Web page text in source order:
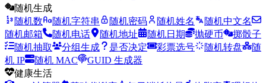
随机生成
随机数
随机字符串 随机密码 随机姓名
随机中文名
随机邮箱
随机电话 随机地址 随机日期 抛硬币
掷骰子
随机抽取
分组生成 是否决定 彩票选号 随机转盘
随
机 IP
随机 MAC
GUID 生成器
健康生活